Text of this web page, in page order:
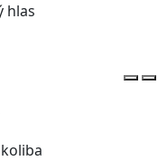
koliba